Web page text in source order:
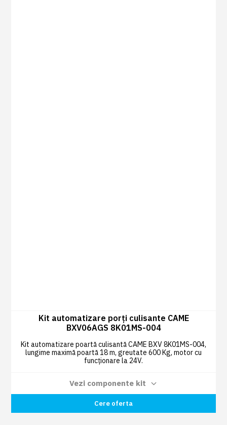
Kit automatizare porți culisante CAME
BXV06AGS 8K01MS-004
Kit automatizare poartă culisantă CAME BXV 8K01MS-004,
lungime maximă poartă 18 m, greutate 600 Kg, motor cu
funcționare la 24V.
Vezi componente kit
Radiocomandă TOP44RBN 433,92 MHZ
cod dinamic (rollling) albastru deschis
2 BUC
Cere oferta